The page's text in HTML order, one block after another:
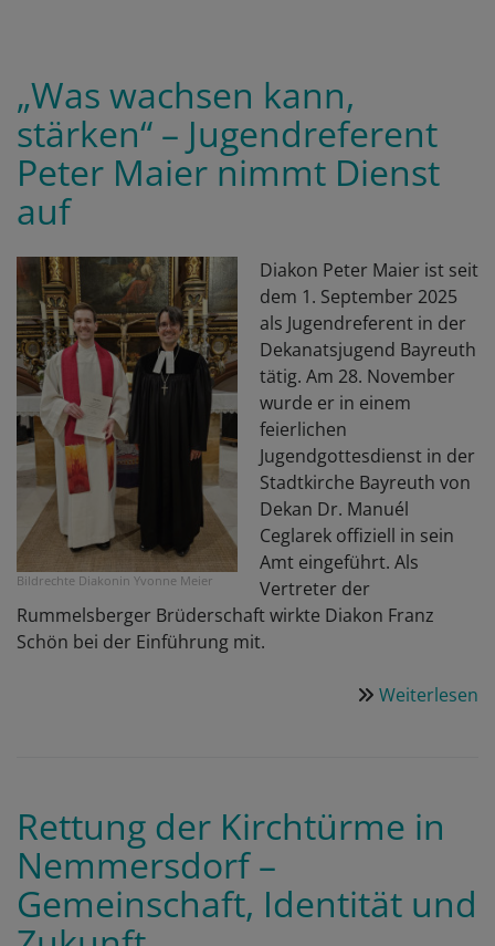
„Was wachsen kann,
stärken“ – Jugendreferent
Peter Maier nimmt Dienst
auf
Bildrechte Diakonin Yvonne Meier
Diakon Peter Maier ist seit
dem 1. September 2025
als Jugendreferent in der
Dekanatsjugend Bayreuth
tätig. Am 28. November
wurde er in einem
feierlichen
Jugendgottesdienst in der
Stadtkirche Bayreuth von
Dekan Dr. Manuél
Ceglarek offiziell in sein
Amt eingeführt. Als
Vertreter der
Rummelsberger Brüderschaft wirkte Diakon Franz
Schön bei der Einführung mit.
Weiterlesen
Rettung der Kirchtürme in
Nemmersdorf –
Gemeinschaft, Identität und